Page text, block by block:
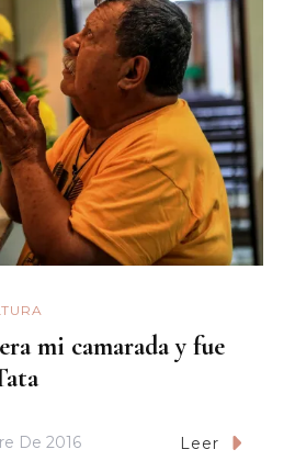
mi camarada y fue
De 2016 Leer